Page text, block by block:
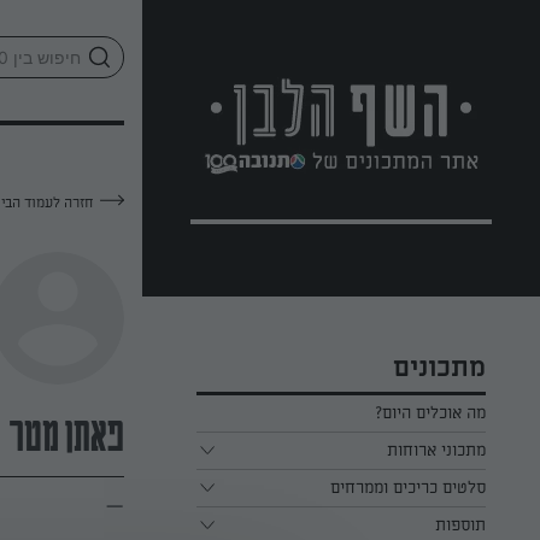
מתכונים
מה אוכלים היום?
מתכוני ארוחות
ארוחת בוקר
ארוחת צהריים
סלטים כריכים וממרחים
כל הסלטים כריכים וממרחים
תוספות
חזרה לעמוד
פאתן מטר
—